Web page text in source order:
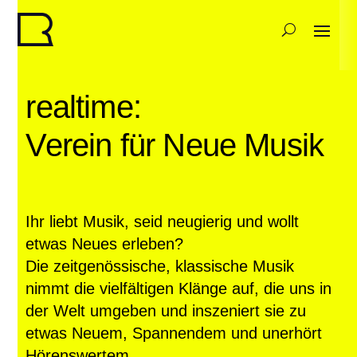
realtime:
Verein für Neue Musik
Ihr liebt Musik, seid neugierig und wollt
etwas Neues erleben?
Die zeitgenössische, klassische Musik
nimmt die vielfältigen Klänge auf, die uns in
der Welt umgeben und inszeniert sie zu
etwas Neuem, Spannendem und unerhört